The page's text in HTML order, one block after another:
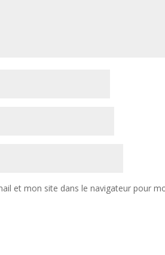
et mon site dans le navigateur pour